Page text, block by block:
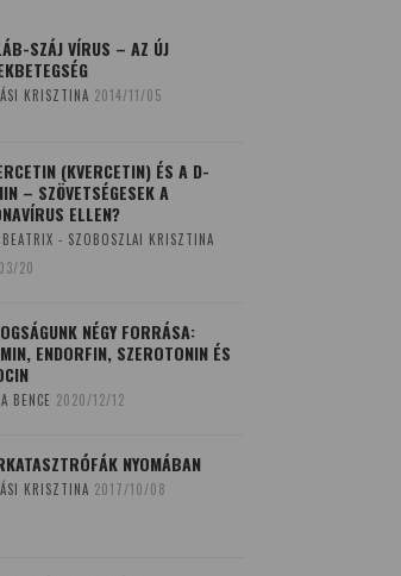
SZÁJ VÍRUS – AZ ÚJ
KRISZTINA 2014/11/05
(KVERCETIN) ÉS A D-
– SZÖVETSÉGESEK A
ELLEN?
BEATRIX - SZOBOSZLAI KRISZTINA
20
NÉGY FORRÁSA:
ENDORFIN, SZEROTONIN ÉS
BENCE 2020/12/12
NYOMÁBAN
KRISZTINA 2017/10/08